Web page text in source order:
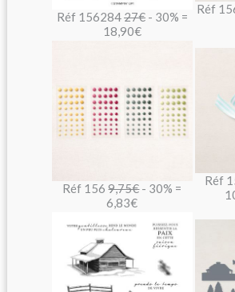
Réf 15628427€ - 30% =
18,90€
Réf
Réf 1569,75€- 30% =
6,83€
Réf